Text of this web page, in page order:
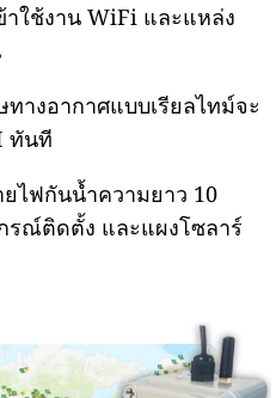
ใช้งาน WiFi และแหล่ง
างอากาศแบบเรียลไทม์จะ
ทันที
ไฟกันน้ำความยาว 10
รณ์ติดตั้ง และแผงโซลาร์